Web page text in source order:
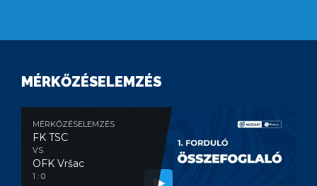
MÉRKŐZÉSELEMZÉS
MÉRKŐZÉSELEMZÉS
FK TSC
VS
OFK Vršac
1 : 0